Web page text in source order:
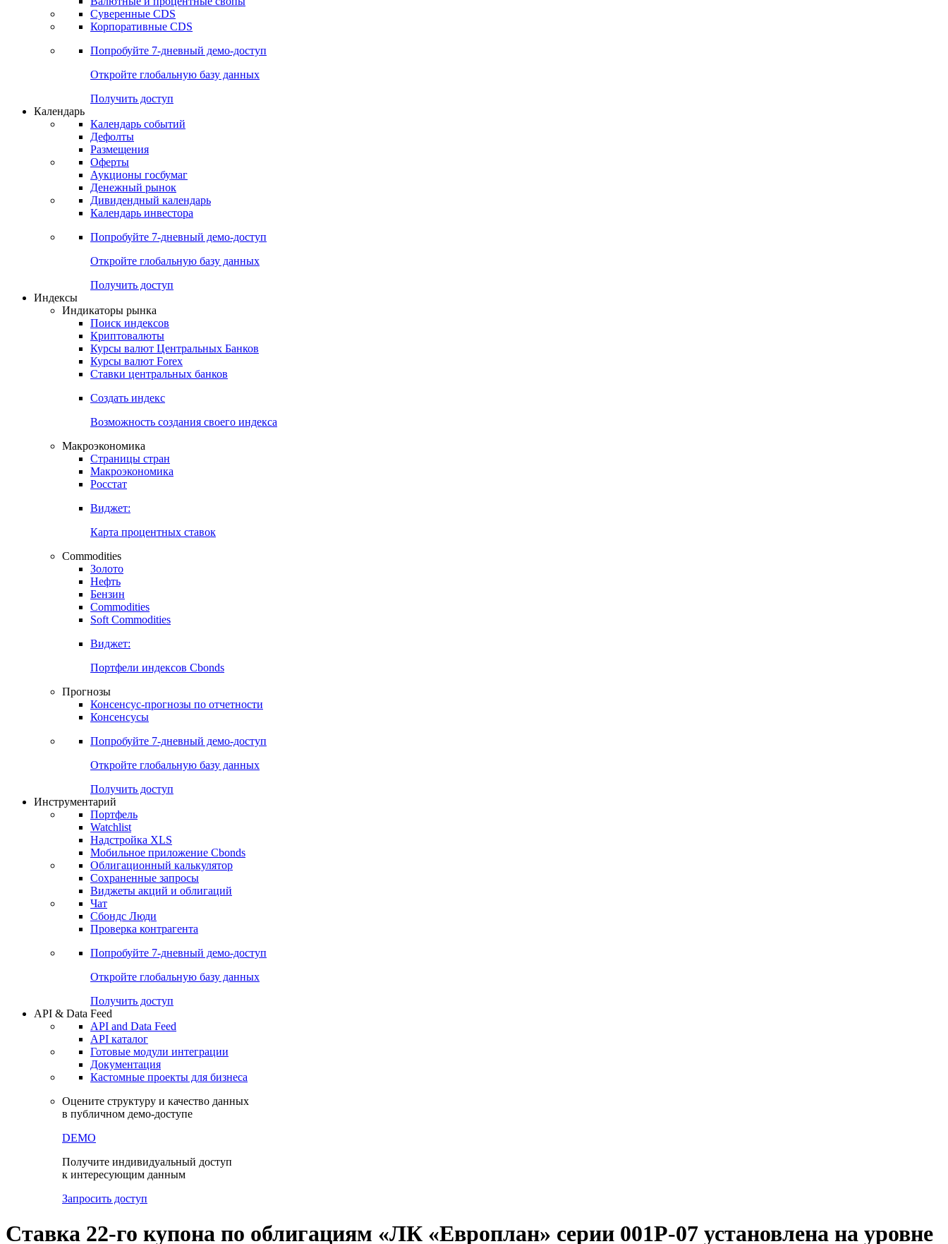
Получить доступ
Деривативы
Поиск деривативов
Валютные и процентные свопы
Суверенные CDS
Корпоративные CDS
Попробуйте7-дневный
Откройте глобальную базу данных
Получить доступ
Календарь
Календарь событий
Дефолты
Размещения
Оферты
Аукционы госбумаг
Денежный рынок
Дивидендный календарь
Календарь инвестора
Попробуйте7-дневный
Получить доступ
Индикаторы рынка
Поиск индексов
Криптовалюты
Курсы валют Центральных Банков
Курсы валют Forex
Ставки центральных банков
Создать индекс
Возможность создания своего индекса
Макроэкономика
Страницы стран
Макроэкономика
Росстат
Виджет:
Карта процентных ставок
Commodities
Золото
Нефть
Бензин
Commodities
Soft Commodities
Виджет:
Портфели индексов Cbonds
Прогнозы
Консенсус-прогнозы по отчетности
Консенсусы
Попробуйте7-дневный
Откройте глобальную базу данных
Получить доступ
Инструментарий
Портфель
Watchlist
Надстройка XLS
Мобильное приложение Cbonds
Облигационный калькулятор
Сохраненные запросы
Виджеты акций и облигаций
Чат
Сбондс Люди
Проверка контрагента
Попробуйте7-дневный
Откройте глобальную базу данных
Получить доступ
API & Data Feed
API and Data Feed
API каталог
Документация
Кастомные проекты для бизнеса
Оцените структуру и качество данных
в публичном демо-доступе
DEMO
Получите индивидуальный доступ